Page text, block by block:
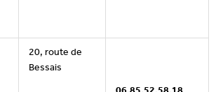
20, route de
Bessais